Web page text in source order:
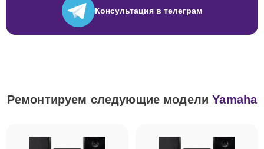
Консультация в телеграм
Ремонтируем следующие моделиYamaha